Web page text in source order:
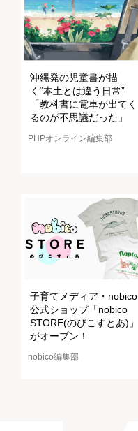
沖縄発の児童書が描
く“本土とは違う日常”
「教科書に電車が出てく
るのが不思議だった」
PHPオンライン編集部
子育てメディア・nobico
公式ショップ「nobico
STORE(のびこすとあ)」
がオープン！
nobico編集部